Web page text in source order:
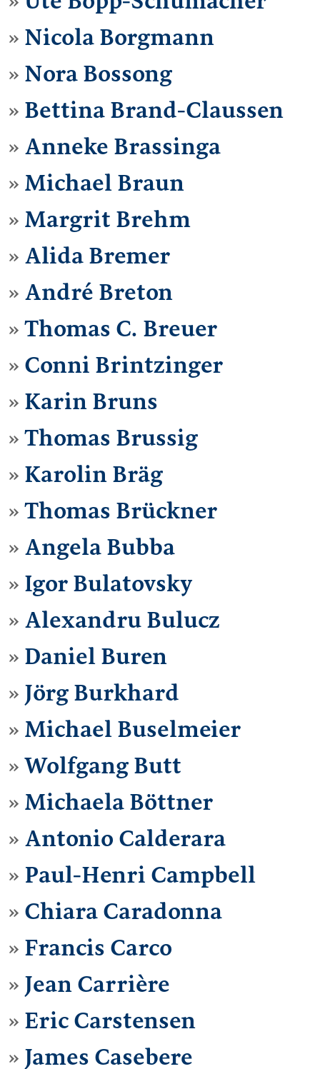
Nicola Borgmann
Nora Bossong
Bettina Brand-Claussen
Anneke Brassinga
Michael Braun
Margrit Brehm
Alida Bremer
André Breton
Thomas C. Breuer
Conni Brintzinger
Karin Bruns
Thomas Brussig
Karolin Bräg
Thomas Brückner
Angela Bubba
Igor Bulatovsky
Alexandru Bulucz
Daniel Buren
Jörg Burkhard
Michael Buselmeier
Wolfgang Butt
Michaela Böttner
Antonio Calderara
Paul-Henri Campbell
Chiara Caradonna
Francis Carco
Jean Carrière
Eric Carstensen
James Casebere